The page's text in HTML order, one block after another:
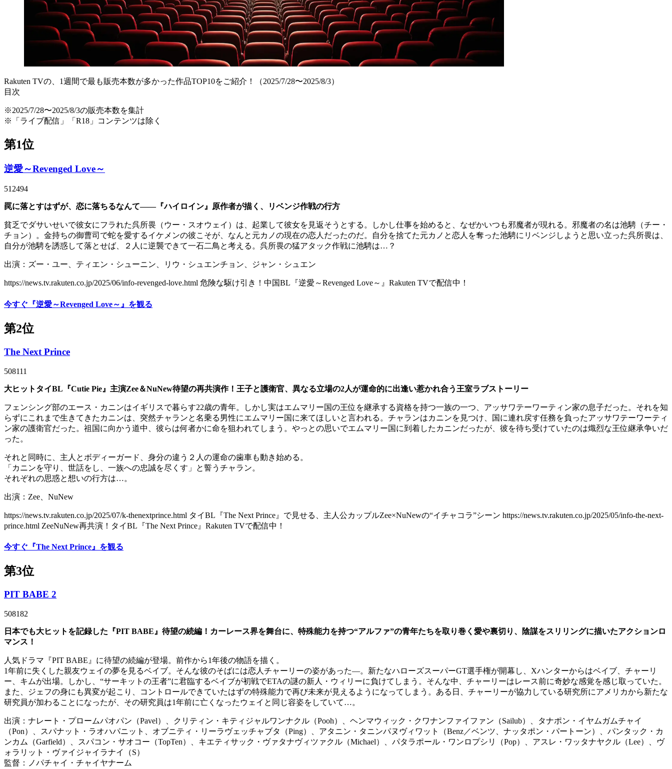
Rakuten TVの、1週間で最も販売本数が多かった作品TOP10をご紹介！（2025/7/28〜2025/8/3）
目次
※2025/7/28〜2025/8/3の販売本数を集計
※「ライブ配信」「R18」コンテンツは除く
第1位
逆愛～Revenged Love～
512494
罠に落とすはずが、恋に落ちるなんて――『ハイロイン』原作者が描く、リベンジ作戦の行方
貧乏でダサいせいで彼女にフラれた呉所畏（ウー・スオウェイ）は、起業して彼女を見返そうとする。しかし仕事を始めると、なぜかいつも邪魔者が現れる。邪魔者の名は池騁（チー・
チョン）。金持ちの御曹司で蛇を愛するイケメンの彼こそが、なんと元カノの現在の恋人だったのだ。自分を捨てた元カノと恋人を奪った池騁にリベンジしようと思い立った呉所畏は、
自分が池騁を誘惑して落とせば、２人に逆襲できて一石二鳥と考える。呉所畏の猛アタック作戦に池騁は…？
出演：ズー・ユー、ティエン・シューニン、リウ・シュエンチョン、ジャン・シュエン
https://news.tv.rakuten.co.jp/2025/06/info-revenged-love.html 危険な駆け引き！中国BL『逆愛～Revenged Love～』Rakuten TVで配信中！
今すぐ『逆愛～Revenged Love～』を観る
第2位
The Next Prince
508111
大ヒットタイBL『Cutie Pie』主演Zee＆NuNew待望の再共演作！王子と護衛官、異なる立場の2人が運命的に出逢い惹かれ合う王室ラブストーリー
フェンシング部のエース・カニンはイギリスで暮らす22歳の青年。しかし実はエムマリー国の王位を継承する資格を持つ一族の一つ、アッサワテーワーティン家の息子だった。それを知
らずにこれまで生きてきたカニンは、突然チャランと名乗る男性にエムマリー国に来てほしいと言われる。チャランはカニンを見つけ、国に連れ戻す任務を負ったアッサワテーワーティ
ン家の護衛官だった。祖国に向かう道中、彼らは何者かに命を狙われてしまう。やっとの思いでエムマリー国に到着したカニンだったが、彼を待ち受けていたのは熾烈な王位継承争いだ
った。
それと同時に、主人とボディーガード、身分の違う２人の運命の歯車も動き始める。
「カニンを守り、世話をし、一族への忠誠を尽くす」と誓うチャラン。
それぞれの思惑と想いの行方は…。
出演：Zee、NuNew
https://news.tv.rakuten.co.jp/2025/07/k-thenextprince.html タイBL『The Next Prince』で見せる、主人公カップルZee×NuNewの“イチャコラ”シーン https://news.tv.rakuten.co.jp/2025/05/info-the-next-
prince.html ZeeNuNew再共演！タイBL『The Next Prince』Rakuten TVで配信中！
今すぐ『The Next Prince』を観る
第3位
PIT BABE 2
508182
日本でも大ヒットを記録した『PIT BABE』待望の続編！カーレース界を舞台に、特殊能力を持つ“アルファ”の青年たちを取り巻く愛や裏切り、陰謀をスリリングに描いたアクションロ
マンス！
人気ドラマ『PIT BABE』に待望の続編が登場。前作から1年後の物語を描く。
1年前に失くした親友ウェイの夢を見るベイブ。そんな彼のそばには恋人チャーリーの姿があった―。新たなハローズスーパーGT選手権が開幕し、Xハンターからはベイブ、チャーリ
ー、キムが出場。しかし、“サーキットの王者”に君臨するベイブが初戦でETAの謎の新人・ウィリーに負けてしまう。そんな中、チャーリーはレース前に奇妙な感覚を感じ取っていた。
また、ジェフの身にも異変が起こり、コントロールできていたはずの特殊能力で再び未来が見えるようになってしまう。ある日、チャーリーが協力している研究所にアメリカから新たな
研究員が加わることになったが、その研究員は1年前に亡くなったウェイと同じ容姿をしていて…。
出演：ナレート・プロームパオパン（Pavel）、クリティン・キティジャルワンナクル（Pooh）、ヘンマウィック・クワナンファイファン（Sailub）、タナポン・イヤムガムチャイ
（Pon）、スパナット・ラオハパニット、オブニティ・リーラヴェッチャブタ（Ping）、アタニン・タニンパヌヴィワット（Benz／ベンツ、ナッタポン・パートーン）、パンタック・カ
ンカム（Garfield）、スパコン・サオコー（TopTen）、キエティサック・ヴァタナヴィツァクル（Michael）、パタラポール・ワンロプシリ（Pop）、アスレ・ワッタナヤクル（Lee）、ヴ
ォラリット・ヴァイジャイラナイ（S）
監督：ノパチャイ・チャイヤナーム